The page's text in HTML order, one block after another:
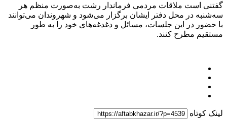
گفتنی است ملاقات مردمی فرماندار رشت به‌صورت منظم هر
سه‌شنبه در محل دفتر ایشان برگزار می‌شود و شهروندان می‌توانند
با حضور در این جلسات، مسائل و دغدغه‌های خود را به طور
مستقیم مطرح کنند.
لینک کوتاه